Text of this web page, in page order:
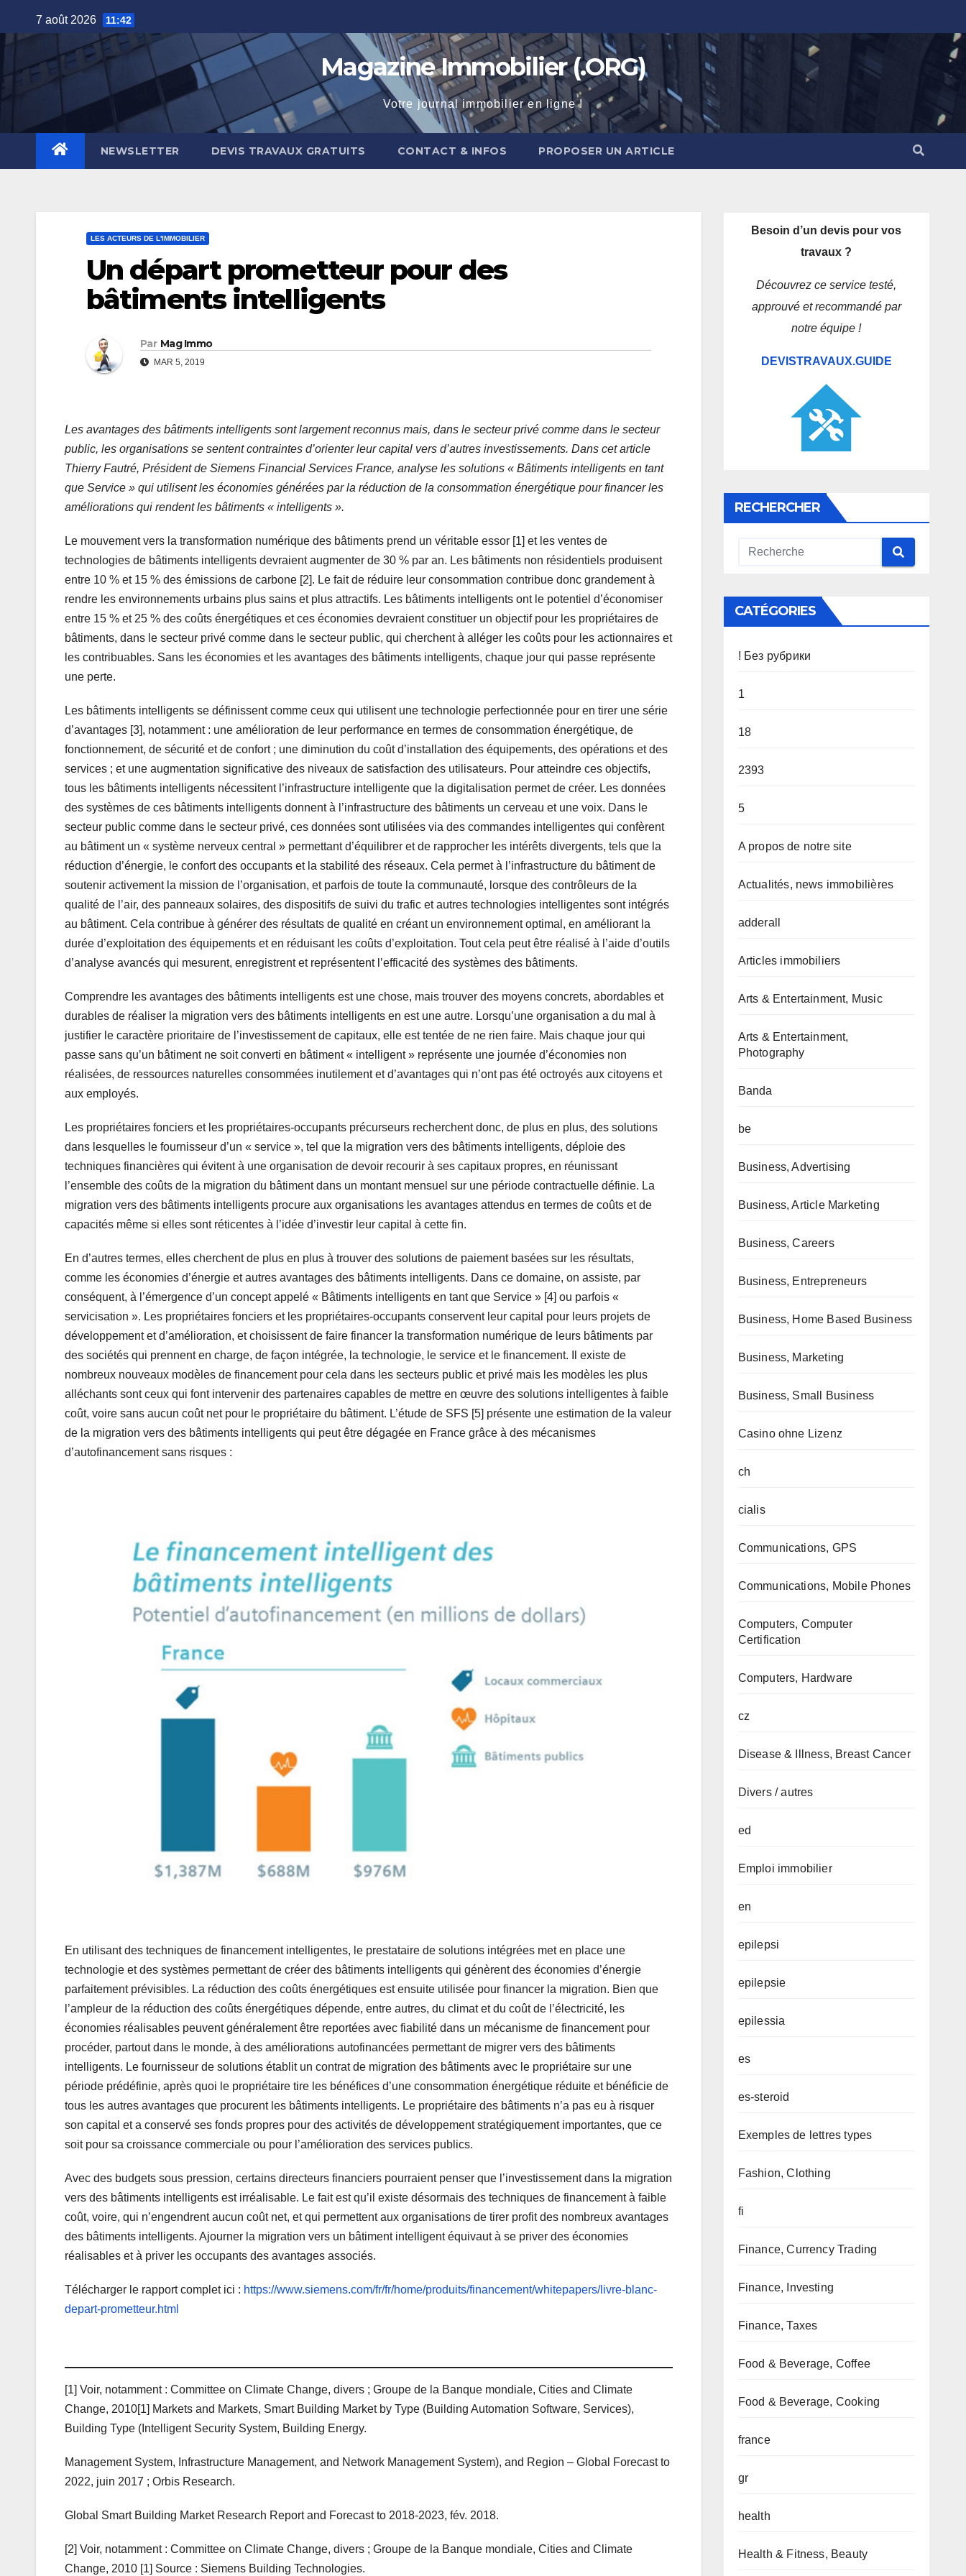
to
7 août 2026 11:42
Magazine Immobilier (.ORG)
Votre journal immobilier en ligne !
NEWSLETTER DEVIS TRAVAUX GRATUITS CONTACT & INFOS PROPOSER UN ARTICLE
LES ACTEURS DE L'IMMOBILIER
Un départ prometteur pour des
bâtiments intelligents
Par Mag Immo
MAR 5, 2019
Les avantages des bâtiments intelligents sont largement reconnus mais, dans le secteur privé comme dans le secteur
public, les organisations se sentent contraintes d’orienter leur capital vers d’autres investissements. Dans cet article
Thierry Fautré, Président de Siemens Financial Services France, analyse les solutions « Bâtiments intelligents en tant
que Service » qui utilisent les économies générées par la réduction de la consommation énergétique pour financer les
améliorations qui rendent les bâtiments « intelligents ».
Le mouvement vers la transformation numérique des bâtiments prend un véritable essor [1] et les ventes de
technologies de bâtiments intelligents devraient augmenter de 30 % par an. Les bâtiments non résidentiels produisent
entre 10 % et 15 % des émissions de carbone [2]. Le fait de réduire leur consommation contribue donc grandement à
rendre les environnements urbains plus sains et plus attractifs. Les bâtiments intelligents ont le potentiel d’économiser
entre 15 % et 25 % des coûts énergétiques et ces économies devraient constituer un objectif pour les propriétaires de
bâtiments, dans le secteur privé comme dans le secteur public, qui cherchent à alléger les coûts pour les actionnaires et
les contribuables. Sans les économies et les avantages des bâtiments intelligents, chaque jour qui passe représente
une perte.
Les bâtiments intelligents se définissent comme ceux qui utilisent une technologie perfectionnée pour en tirer une série
d’avantages [3], notamment : une amélioration de leur performance en termes de consommation énergétique, de
fonctionnement, de sécurité et de confort ; une diminution du coût d’installation des équipements, des opérations et des
services ; et une augmentation significative des niveaux de satisfaction des utilisateurs. Pour atteindre ces objectifs,
tous les bâtiments intelligents nécessitent l’infrastructure intelligente que la digitalisation permet de créer. Les données
des systèmes de ces bâtiments intelligents donnent à l’infrastructure des bâtiments un cerveau et une voix. Dans le
secteur public comme dans le secteur privé, ces données sont utilisées via des commandes intelligentes qui confèrent
au bâtiment un « système nerveux central » permettant d’équilibrer et de rapprocher les intérêts divergents, tels que la
réduction d’énergie, le confort des occupants et la stabilité des réseaux. Cela permet à l’infrastructure du bâtiment de
soutenir activement la mission de l’organisation, et parfois de toute la communauté, lorsque des contrôleurs de la
qualité de l’air, des panneaux solaires, des dispositifs de suivi du trafic et autres technologies intelligentes sont intégrés
au bâtiment. Cela contribue à générer des résultats de qualité en créant un environnement optimal, en améliorant la
durée d’exploitation des équipements et en réduisant les coûts d’exploitation. Tout cela peut être réalisé à l’aide d’outils
d’analyse avancés qui mesurent, enregistrent et représentent l’efficacité des systèmes des bâtiments.
Comprendre les avantages des bâtiments intelligents est une chose, mais trouver des moyens concrets, abordables et
durables de réaliser la migration vers des bâtiments intelligents en est une autre. Lorsqu’une organisation a du mal à
justifier le caractère prioritaire de l’investissement de capitaux, elle est tentée de ne rien faire. Mais chaque jour qui
passe sans qu’un bâtiment ne soit converti en bâtiment « intelligent » représente une journée d’économies non
réalisées, de ressources naturelles consommées inutilement et d’avantages qui n’ont pas été octroyés aux citoyens et
aux employés.
Les propriétaires fonciers et les propriétaires-occupants précurseurs recherchent donc, de plus en plus, des solutions
dans lesquelles le fournisseur d’un « service », tel que la migration vers des bâtiments intelligents, déploie des
techniques financières qui évitent à une organisation de devoir recourir à ses capitaux propres, en réunissant
l’ensemble des coûts de la migration du bâtiment dans un montant mensuel sur une période contractuelle définie. La
migration vers des bâtiments intelligents procure aux organisations les avantages attendus en termes de coûts et de
capacités même si elles sont réticentes à l’idée d’investir leur capital à cette fin.
En d’autres termes, elles cherchent de plus en plus à trouver des solutions de paiement basées sur les résultats,
comme les économies d’énergie et autres avantages des bâtiments intelligents. Dans ce domaine, on assiste, par
conséquent, à l’émergence d’un concept appelé « Bâtiments intelligents en tant que Service » [4] ou parfois «
servicisation ». Les propriétaires fonciers et les propriétaires-occupants conservent leur capital pour leurs projets de
développement et d’amélioration, et choisissent de faire financer la transformation numérique de leurs bâtiments par
des sociétés qui prennent en charge, de façon intégrée, la technologie, le service et le financement. Il existe de
nombreux nouveaux modèles de financement pour cela dans les secteurs public et privé mais les modèles les plus
alléchants sont ceux qui font intervenir des partenaires capables de mettre en œuvre des solutions intelligentes à faible
coût, voire sans aucun coût net pour le propriétaire du bâtiment. L’étude de SFS [5] présente une estimation de la valeur
de la migration vers des bâtiments intelligents qui peut être dégagée en France grâce à des mécanismes
d’autofinancement sans risques :
En utilisant des techniques de financement intelligentes, le prestataire de solutions intégrées met en place une
technologie et des systèmes permettant de créer des bâtiments intelligents qui génèrent des économies d’énergie
parfaitement prévisibles. La réduction des coûts énergétiques est ensuite utilisée pour financer la migration. Bien que
l’ampleur de la réduction des coûts énergétiques dépende, entre autres, du climat et du coût de l’électricité, les
économies réalisables peuvent généralement être reportées avec fiabilité dans un mécanisme de financement pour
procéder, partout dans le monde, à des améliorations autofinancées permettant de migrer vers des bâtiments
intelligents. Le fournisseur de solutions établit un contrat de migration des bâtiments avec le propriétaire sur une
période prédéfinie, après quoi le propriétaire tire les bénéfices d’une consommation énergétique réduite et bénéficie de
tous les autres avantages que procurent les bâtiments intelligents. Le propriétaire des bâtiments n’a pas eu à risquer
son capital et a conservé ses fonds propres pour des activités de développement stratégiquement importantes, que ce
soit pour sa croissance commerciale ou pour l’amélioration des services publics.
Avec des budgets sous pression, certains directeurs financiers pourraient penser que l’investissement dans la migration
vers des bâtiments intelligents est irréalisable. Le fait est qu’il existe désormais des techniques de financement à faible
coût, voire, qui n’engendrent aucun coût net, et qui permettent aux organisations de tirer profit des nombreux avantages
des bâtiments intelligents. Ajourner la migration vers un bâtiment intelligent équivaut à se priver des économies
réalisables et à priver les occupants des avantages associés.
Télécharger le rapport complet ici : https://www.siemens.com/fr/fr/home/produits/financement/whitepapers/livre-blanc-
depart-prometteur.html
[1] Voir, notamment : Committee on Climate Change, divers ; Groupe de la Banque mondiale, Cities and Climate
Change, 2010[1] Markets and Markets, Smart Building Market by Type (Building Automation Software, Services),
Building Type (Intelligent Security System, Building Energy.
Management System, Infrastructure Management, and Network Management System), and Region – Global Forecast to
2022, juin 2017 ; Orbis Research.
Global Smart Building Market Research Report and Forecast to 2018-2023, fév. 2018.
[2] Voir, notamment : Committee on Climate Change, divers ; Groupe de la Banque mondiale, Cities and Climate
Change, 2010 [1] Source : Siemens Building Technologies.
Besoin d’un devis pour vos
travaux ?
Découvrez ce service testé,
approuvé et recommandé par
notre équipe !
DEVISTRAVAUX.GUIDE
RECHERCHER
CATÉGORIES
! Без рубрики
1
18
2393
5
A propos de notre site
Actualités, news immobilières
adderall
Articles immobiliers
Arts & Entertainment, Music
Arts & Entertainment,
Photography
Banda
be
Business, Advertising
Business, Article Marketing
Business, Careers
Business, Entrepreneurs
Business, Home Based Business
Business, Marketing
Business, Small Business
Casino ohne Lizenz
ch
cialis
Communications, GPS
Communications, Mobile Phones
Computers, Computer
Certification
Computers, Hardware
cz
Disease & Illness, Breast Cancer
Divers / autres
ed
Emploi immobilier
en
epilepsi
epilepsie
epilessia
es
es-steroid
Exemples de lettres types
Fashion, Clothing
fi
Finance, Currency Trading
Finance, Investing
Finance, Taxes
Food & Beverage, Coffee
Food & Beverage, Cooking
france
gr
health
Health & Fitness, Beauty